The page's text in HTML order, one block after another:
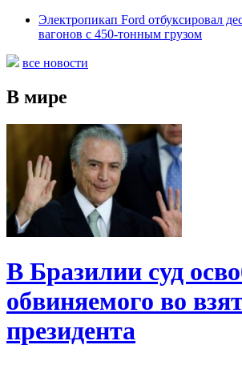
Электропикап Ford отбуксировал
вагонов с 450-тонным грузом
все новости
В мире
В Бразилии суд
обвиняемого во
президента